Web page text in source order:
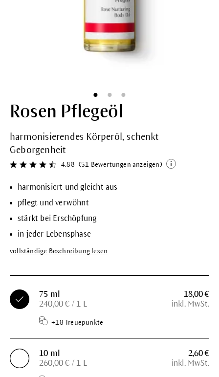
Rosen Pflegeöl
harmonisierendes Körperöl, schenkt
Geborgenheit
Durchschnittliche Bewertung von 4.8 von 5 Sternen
4.88 (51 Bewertungen anzeigen)
harmonisiert und gleicht aus
pflegt und verwöhnt
stärkt bei Erschöpfung
in jeder Lebensphase
vollständige Beschreibung lesen
75 ml
240,00 € / 1 L
+18 Treuepunkte
18,00 €
inkl. MwSt.
10 ml
260,00 € / 1 L
2,60 €
inkl. MwSt.